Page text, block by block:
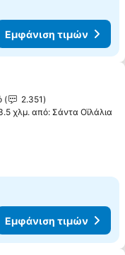
Εμφάνιση τιμών
στα αγαπημένα
2.351
χλμ. από: Σάντα Οϊλάλια
Εμφάνιση τιμών